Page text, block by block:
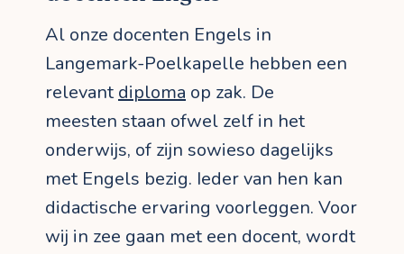
Al onze docenten Engels in
Langemark-Poelkapelle hebben een
relevantdiploma op zak. De
meesten staan ofwel zelf in het
onderwijs, of zijn sowieso dagelijks
met Engels bezig. Ieder van hen kan
didactische ervaring voorleggen. Voor
wij in zee gaan met een docent, wordt